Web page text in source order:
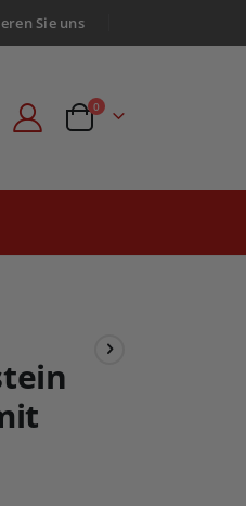
Sie uns
Angebotsanfrage
0 Artikel